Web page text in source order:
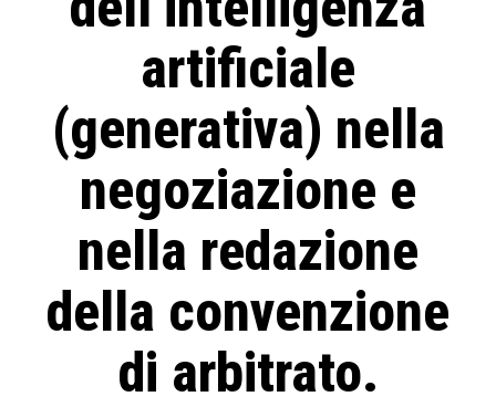
artificiale
(generativa) nella
negoziazione e
nella redazione
della convenzione
di arbitrato.